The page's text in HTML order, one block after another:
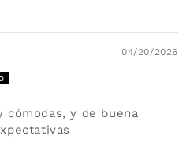
04/20/2026
y de buena